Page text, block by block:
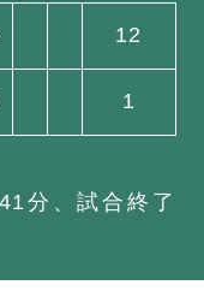
12
1
分、試合終了